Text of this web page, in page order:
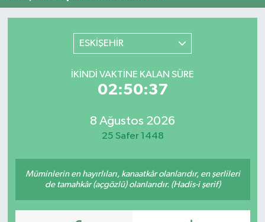
ESKİŞEHİR
İKINDI VAKTINE KALAN SÜRE
02:50:37
8 Ağustos 2026
25 Safer 1448
Müminlerin en hayırlıları, kanaatkâr olanlarıdır, en şerlileri
de tamahkâr (açgözlü) olanlarıdır. (Hadis-i şerif)
Süper Lig Puan Durumu ve Fikstür
Son Dakika Haberleri